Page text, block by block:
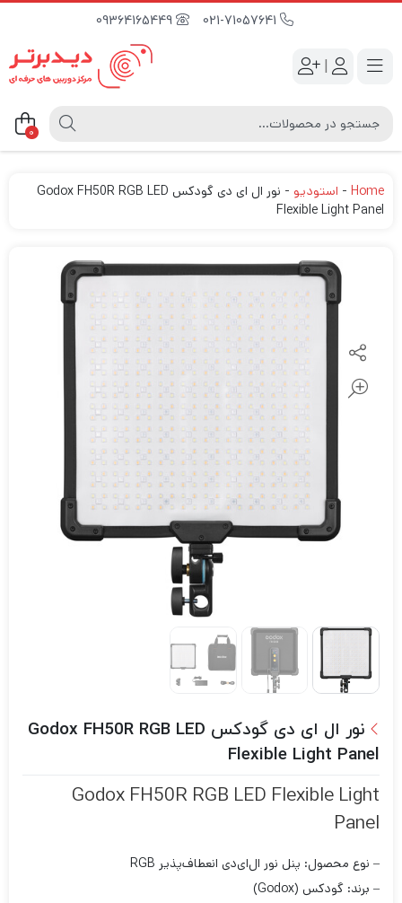
09364165449
|
0
Home
- استودیو -
نور ال ای دی گودکس Godox FH50R RGB LED
Flexible Light Panel
نور ال ای دی گودکس Godox FH50R RGB LED
Flexible Light Panel
Godox FH50R RGB LED Flexible Light
Panel
– نوع محصول: پنل نور ال‌ای‌دی انعطاف‌پذیر RGB
– برند: گودکس (Godox)